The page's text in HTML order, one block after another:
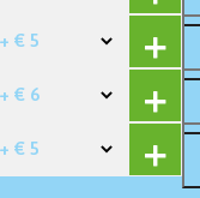
+ € 5
+ € 6
+ € 5